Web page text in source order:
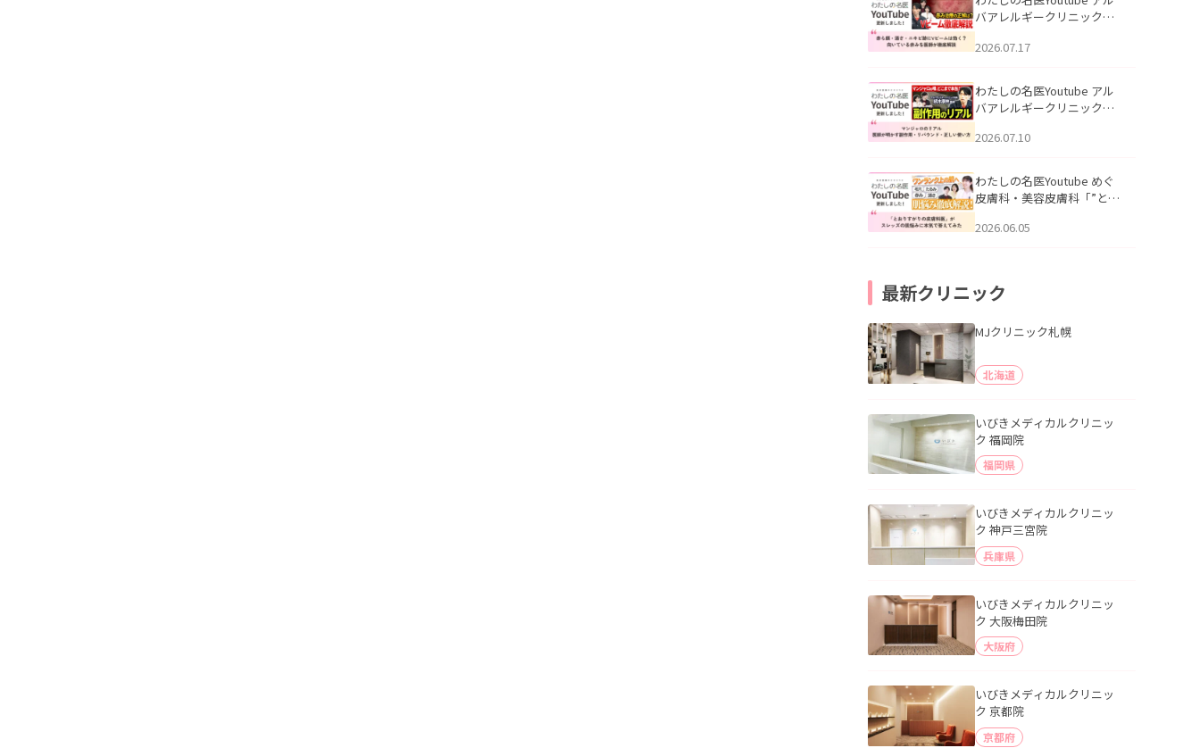
バアレルギークリニック札
跡にVビームは効く？向いて
説」を公開いたしました。
2026.07.17
わたしの名医Youtube アル
バアレルギークリニック札
医師が明かす副作用・リバ
公開いたしました。
2026.07.10
わたしの名医Youtube めぐ
皮膚科・美容皮膚科「”とお
ッズの肌悩みに本気で答え
2026.06.05
最新クリニック
MJクリニック札幌
北海道
いびきメディカルクリニッ
ク 福岡院
福岡県
いびきメディカルクリニッ
ク 神戸三宮院
兵庫県
いびきメディカルクリニッ
ク 大阪梅田院
大阪府
いびきメディカルクリニッ
ク 京都院
京都府